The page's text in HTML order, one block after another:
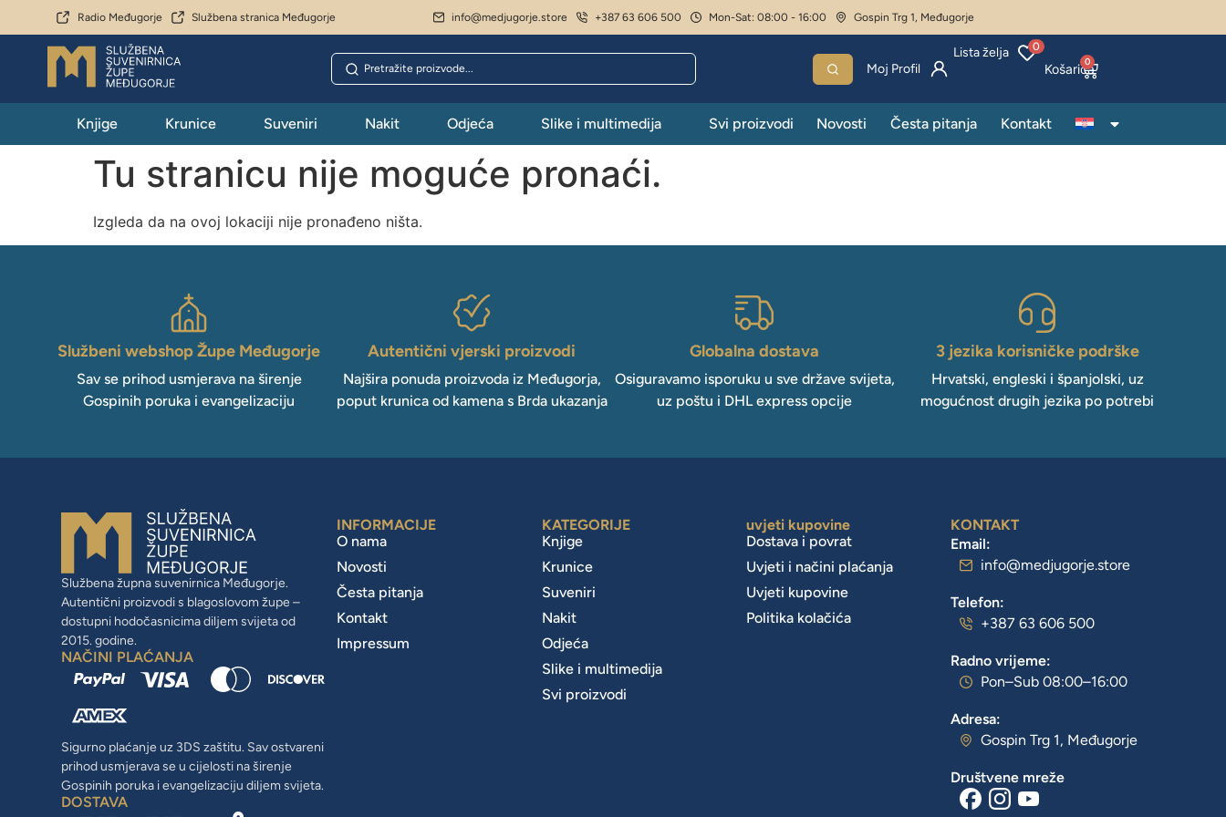
Radio Međugorje Službena stranica Međugorje info@medjugorje.store +387 63 606 500 Mon-Sat: 08:00 - 16:00 Gospin Trg 1, Međugorje
Lista želja 0
Moj Profil 0
Knjige Krunice Suveniri Nakit Odjeća Slike i multimedija Svi proizvodi Novosti Česta pitanja Kontakt
Tu stranicu nije moguće pronaći.
Izgleda da na ovoj lokaciji nije pronađeno ništa.
Službeni webshop Župe Međugorje
Sav se prihod usmjerava na širenje
Gospinih poruka i evangelizaciju
Autentični vjerski proizvodi
Najšira ponuda proizvoda iz Međugorja,
poput krunica od kamena s Brda ukazanja
Globalna dostava
Osiguravamo isporuku u sve države svijeta,
uz poštu i DHL express opcije
3 jezika korisničke podrške
Hrvatski, engleski i španjolski, uz
mogućnost drugih jezika po potrebi
Službena župna suvenirnica Međugorje.
Autentični proizvodi s blagoslovom župe –
dostupni hodočasnicima diljem svijeta od
2015. godine.
NAČINI PLAĆANJA
Sigurno plaćanje uz 3DS zaštitu. Sav ostvareni
prihod usmjerava se u cijelosti na širenje
Gospinih poruka i evangelizaciju diljem svijeta.
DOSTAVA
INFORMACIJE
O nama
Novosti
Česta pitanja
Kontakt
Impressum
KATEGORIJE
Knjige
Krunice
Suveniri
Nakit
Odjeća
Slike i multimedija
Svi proizvodi
uvjeti kupovine
Dostava i povrat
Uvjeti i načini plaćanja
Uvjeti kupovine
Politika kolačića
KONTAKT
Email:
info@medjugorje.store
Telefon:
+387 63 606 500
Radno vrijeme:
Pon–Sub 08:00–16:00
Adresa:
Gospin Trg 1, Međugorje
Društvene mreže